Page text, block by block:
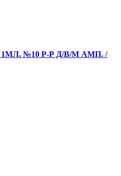
№10 Р-Р Д/В/М АМП. /